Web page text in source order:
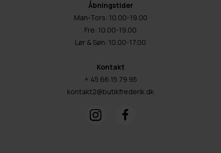
Åbningstider
Man-Tors: 10.00-19.00
Fre: 10.00-19.00
Lør & Søn: 10.00-17.00
Kontakt
+ 45 66 15 79 95
kontakt2@butikfrederik.dk